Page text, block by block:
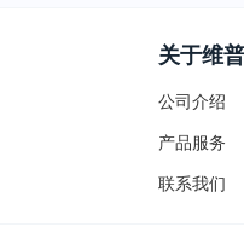
关于维普
公司介绍
产品服务
联系我们